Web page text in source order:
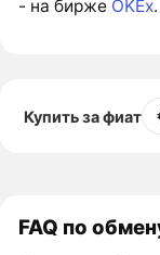
- на бирже OKEx.
Купить за фиат
FAQ по